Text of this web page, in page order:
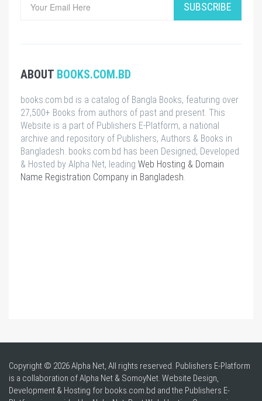
SUBSCRIBE
ABOUT BOOKS.COM.BD
books.com.bd is a catalog of Bangla Books, featuring over
27,500+ Books from authors of past and present. This
Website is a part of Publishers E-Platform, a national
archive and repository of Publishers, Authors & Books in
Bangladesh. books.com.bd has been Designed, Developed
& Hosted by Alpha Net, leading Web Hosting & Domain
Name Registration Company in Bangladesh.
Copyright © 2026 Alpha Net, All rights reserved. Publishers E-Platform
is a collaboration of Alpha Net & SomoyNet. Website Design,
Development & Hosting for books.com.bd and the Publishers E-